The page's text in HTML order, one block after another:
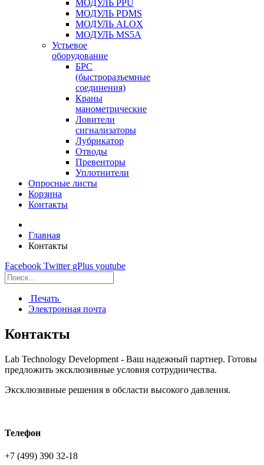
МОДУЛЬ PPU
МОДУЛЬ PDMS
МОДУЛЬ ALOX
МОДУЛЬ MS5A
Устьевое
оборудование
БРС
(быстроразъемные
соединения)
Краны
манометрические
Ловители
сигнализаторы
Лубрикатор
Отводы
Превенторы
Уплотнители
Опросные листы
Корзина
Контакты
Главная
Контакты
Facebook Twitter gPlus youtube
Печать
Электронная почта
Контакты
Lab Technology Development - Ваш надежный партнер. Готовы
предложить эксклюзивные условия сотрудничества.
Эксклюзивные решения в обсласти высокого давления.
Телефон
+7 (499) 390 32-18